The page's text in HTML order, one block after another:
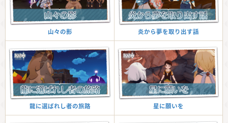
山々の影 炎から夢を取り出す話
龍に選ばれし者の旅路 星に願いを